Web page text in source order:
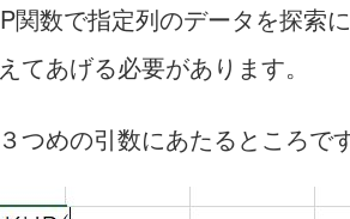
関数で指定列のデータを探索
てあげる必要があります。
３つめの引数にあたるところで